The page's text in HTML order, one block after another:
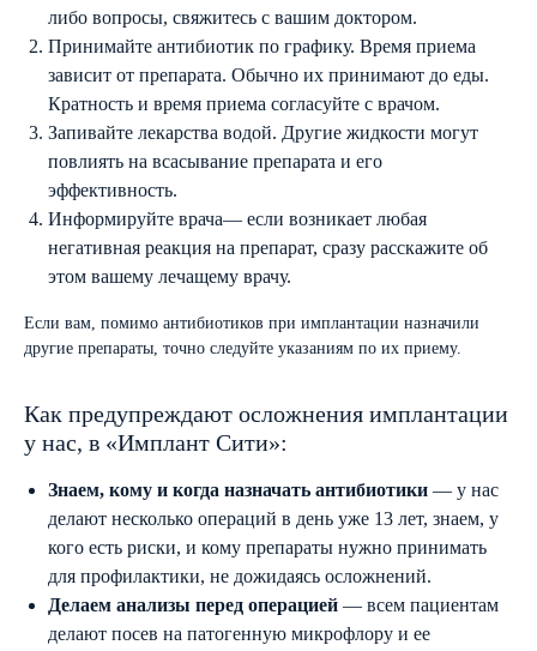
либо вопросы, свяжитесь с вашим доктором.
Принимайте антибиотик по графику. Время приема
зависит от препарата. Обычно их принимают до еды.
Кратность и время приема согласуйте с врачом.
Запивайте лекарства водой. Другие жидкости могут
повлиять на всасывание препарата и его
эффективность.
Информируйте врача— если возникает любая
негативная реакция на препарат, сразу расскажите об
этом вашему лечащему врачу.
Если вам, помимо антибиотиков при имплантации назначили
другие препараты, точно следуйте указаниям по их приему.
Как предупреждают осложнения имплантации
у нас, в «Имплант Сити»:
Знаем, кому и когда назначать антибиотики — у нас
делают несколько операций в день уже 13 лет, знаем, у
кого есть риски, и кому препараты нужно принимать
для профилактики, не дожидаясь осложнений.
Делаем анализы перед операцией — всем пациентам
делают посев на патогенную микрофлору и ее